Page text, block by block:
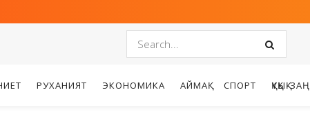
РУХАНИЯТ ЭКОНОМИКА АЙМАҚ СПОРТ ҚҰҚЫҚ-ЗАҢ